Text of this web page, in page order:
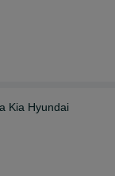
Kia Hyundai